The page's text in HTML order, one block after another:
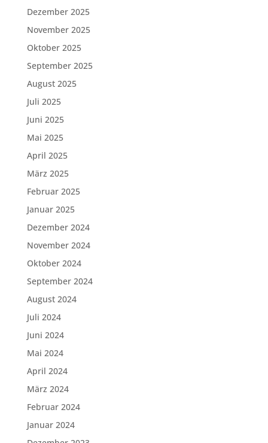
Dezember 2025
November 2025
Oktober 2025
September 2025
August 2025
Juli 2025
Juni 2025
Mai 2025
April 2025
März 2025
Februar 2025
Januar 2025
Dezember 2024
November 2024
Oktober 2024
September 2024
August 2024
Juli 2024
Juni 2024
Mai 2024
April 2024
März 2024
Februar 2024
Januar 2024